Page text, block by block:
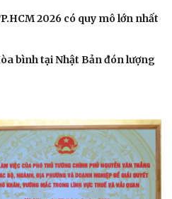
2026 có quy mô lớn nhất
bình tại Nhật Bản đón lượng